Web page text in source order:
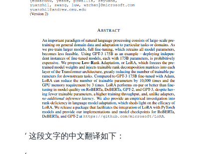
‘ 这段文字的中文翻译如下：